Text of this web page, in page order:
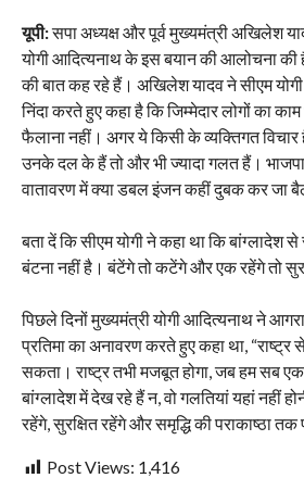
यूपी:सपा अध्यक्ष और पूर्व मुख्यमंत्री अखिलेश
योगी आदित्यनाथ के इस बयान की आलोचना
की बात कह रहे हैं। अखिलेश यादव ने सीएम
निंदा करते हुए कहा है कि जिम्मेदार लोगों का
फैलाना नहीं। अगर ये किसी के व्यक्तिगत
उनके दल के हैं तो और भी ज्यादा गलत हैं।
वातावरण में क्या डबल इंजन कहीं दुबक कर जा
बता दें कि सीएम योगी ने कहा था कि बांग्लादेश
बंटना नहीं है। बंटेंगे तो कटेंगे और एक रहेंगे तो
पिछले दिनों मुख्यमंत्री योगी आदित्यनाथ ने आगरा
प्रतिमा का अनावरण करते हुए कहा था,
सकता। राष्ट्र तभी मजबूत होगा, जब हम सब
बांग्लादेश में देख रहे हैं न, वो गलतियां यहां नहीं
रहेंगे, सुरक्षित रहेंगे और समृद्धि की पराकाष्ठा
Post Views: 1,416